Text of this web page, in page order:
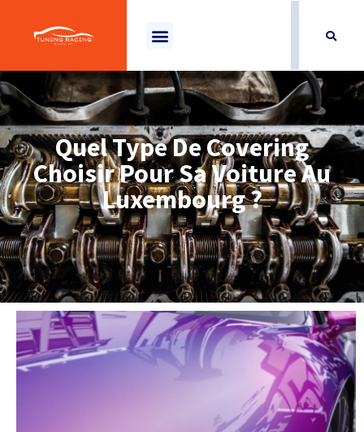
Quel Type De Covering
Choisir Pour Sa Voiture Au
Luxembourg ?